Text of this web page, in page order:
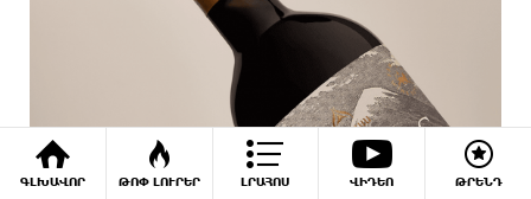
ԳԼԽԱՎՈՐ ԹՈՓ ԼՈՒՐԵՐ ԼՐԱՀՈՍ ՎԻԴԵՈ ԹՐԵՆԴ